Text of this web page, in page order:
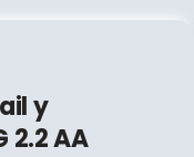
y
2.2 AA